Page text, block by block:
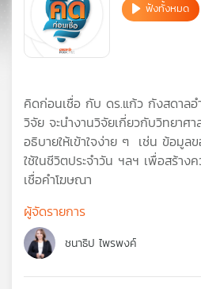
เพล
ของ
คุณ
ฟังทั้งหมด
คิดก่อนเชื่อ กับ ดร.แก้ว กังสดาล
วิจัย จะนำงานวิจัยเกี่ยวกับวิทยาศ
อธิบายให้เข้าใจง่าย ๆ เช่น ข้อมูล
ใช้ในชีวิตประจำวัน ฯลฯ เพื่อสร้าง
เชื่อคำโฆษณา
ผู้จัดรายการ
ชนาธิป ไพรพงค์